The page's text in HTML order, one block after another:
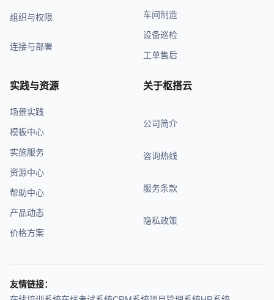
组织与权限
连接与部署
车间制造
设备巡检
工单售后
实践与资源
场景实践
模板中心
实施服务
资源中心
帮助中心
产品动态
价格方案
关于枢搭云
公司简介
咨询热线
服务条款
隐私政策
友情链接：